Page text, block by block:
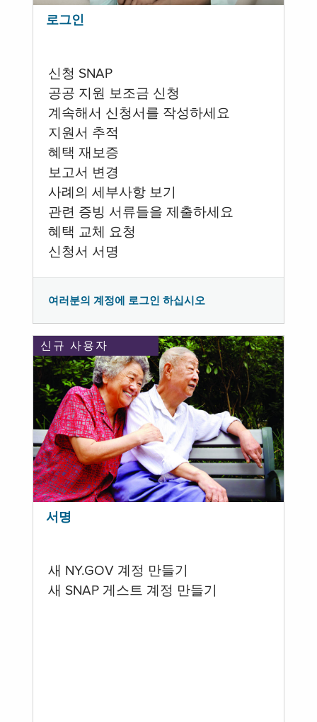
로그인
신청 SNAP
공공 지원 보조금 신청
계속해서 신청서를 작성하세요
지원서 추적
혜택 재보증
보고서 변경
사례의 세부사항 보기
관련 증빙 서류들을 제출하세요
혜택 교체 요청
신청서 서명
여러분의 계정에 로그인 하십시오
신규 사용자
서명
새 NY.GOV 계정 만들기
새 SNAP 게스트 계정 만들기